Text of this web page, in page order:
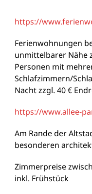
https://
Ferienwohnungen
unmittelbarer Nähe
Personen mit
Schlafzimmern/
Nacht zzgl. 40 €
https://www.allee-
Am Rande der
besonderen
Zimmerpreise
inkl. Frühstück